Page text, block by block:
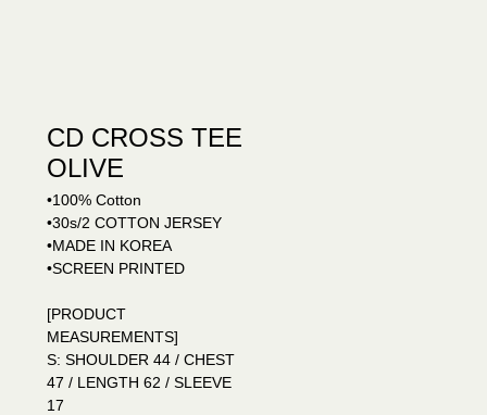
CD CROSS TEE
OLIVE
•100% Cotton
•30s/2 COTTON JERSEY
•MADE IN KOREA
•SCREEN PRINTED
[PRODUCT
MEASUREMENTS]
S: SHOULDER 44 / CHEST
47 / LENGTH 62 / SLEEVE
17